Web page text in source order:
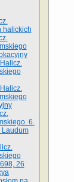
halickich
6.
Laudum
26